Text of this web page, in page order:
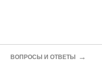
ВОПРОСЫ И ОТВЕТЫ →